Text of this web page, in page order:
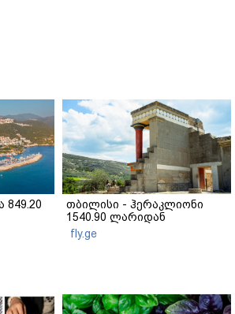
თბილისი - ჰერაკლიონი
1540.90 ლარიდან
fly.ge